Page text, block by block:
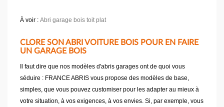
À voir : Abri garage bois toit plat
CLORE SON ABRI VOITURE BOIS POUR EN FAIRE
UN GARAGE BOIS
Il faut dire que nos modèles d'abris garages ont de quoi vous
séduire : FRANCE ABRIS vous propose des modèles de base,
simples, que vous pouvez customiser pour les adapter au mieux à
votre situation, à vos exigences, à vos envies. Si, par exemple, vous